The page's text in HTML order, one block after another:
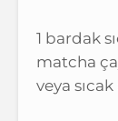
1 bardak
matcha
veya